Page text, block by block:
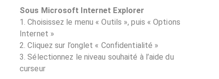
Sous Microsoft Internet Explorer
1. Choisissez le menu « Outils », puis « Options
Internet »
2. Cliquez sur l’onglet « Confidentialité »
3. Sélectionnez le niveau souhaité à l’aide du
curseur